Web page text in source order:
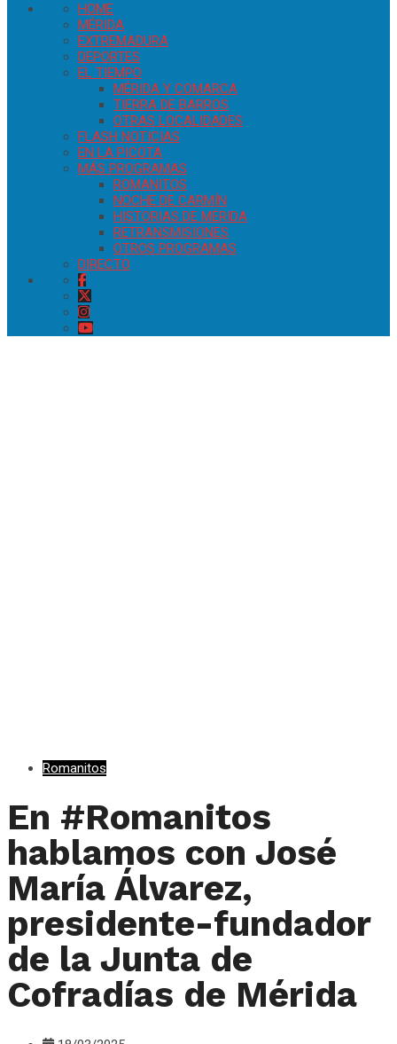
HOME
MÉRIDA
EXTREMADURA
DEPORTES
EL TIEMPO
MÉRIDA Y COMARCA
TIERRA DE BARROS
OTRAS LOCALIDADES
FLASH NOTICIAS
EN LA PICOTA
MÁS PROGRAMAS
ROMANITOS
NOCHE DE CARMÍN
HISTORIAS DE MÉRIDA
RETRANSMISIONES
OTROS PROGRAMAS
DIRECTO
Romanitos
En #Romanitos
hablamos con José
María Álvarez,
presidente-fundador
de la Junta de
Cofradías de Mérida